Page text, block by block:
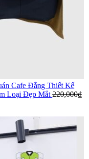
Cafe Đắng Thiết Kế
Loại Đẹp Mắt 220,000₫